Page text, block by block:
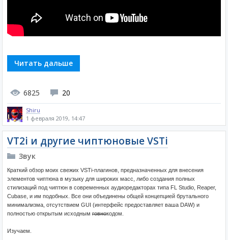
Читать дальше
6825 20
Shiru
1 февраля 2019, 14:47
VT2i и другие чиптюновые VSTi
Звук
Краткий обзор моих свежих VSTi-плагинов, предназначенных для внесения
элементов чиптюна в музыку для широких масс, либо создания полных
стилизаций под чиптюн в современных аудиоредакторах типа FL Studio, Reaper,
Cubase, и им подобных. Все они объединены общей концепцией брутального
минимализма, отсутствием GUI (интерфейс предоставляет ваша DAW) и
полностью открытым исходным говнокодом.
Изучаем.